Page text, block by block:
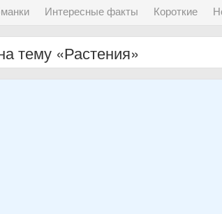
Интересные факты Короткие
тему «Растения»